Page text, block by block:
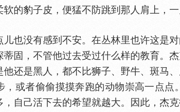
的豹子皮，便猛不防跳到那人肩上，
没有感到不安。在丛林里也许这是对
蒂固，不管他过去受过什么样的教育。
他还是黑人，都不比狮子、野牛、斑马
，或者偷偷摸摸奔跑的动物崇高一点
，自己活下去的希望就越大。因此，杰